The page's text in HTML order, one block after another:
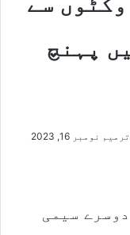
پہنچ
نومبر 16, 2023
سیمی